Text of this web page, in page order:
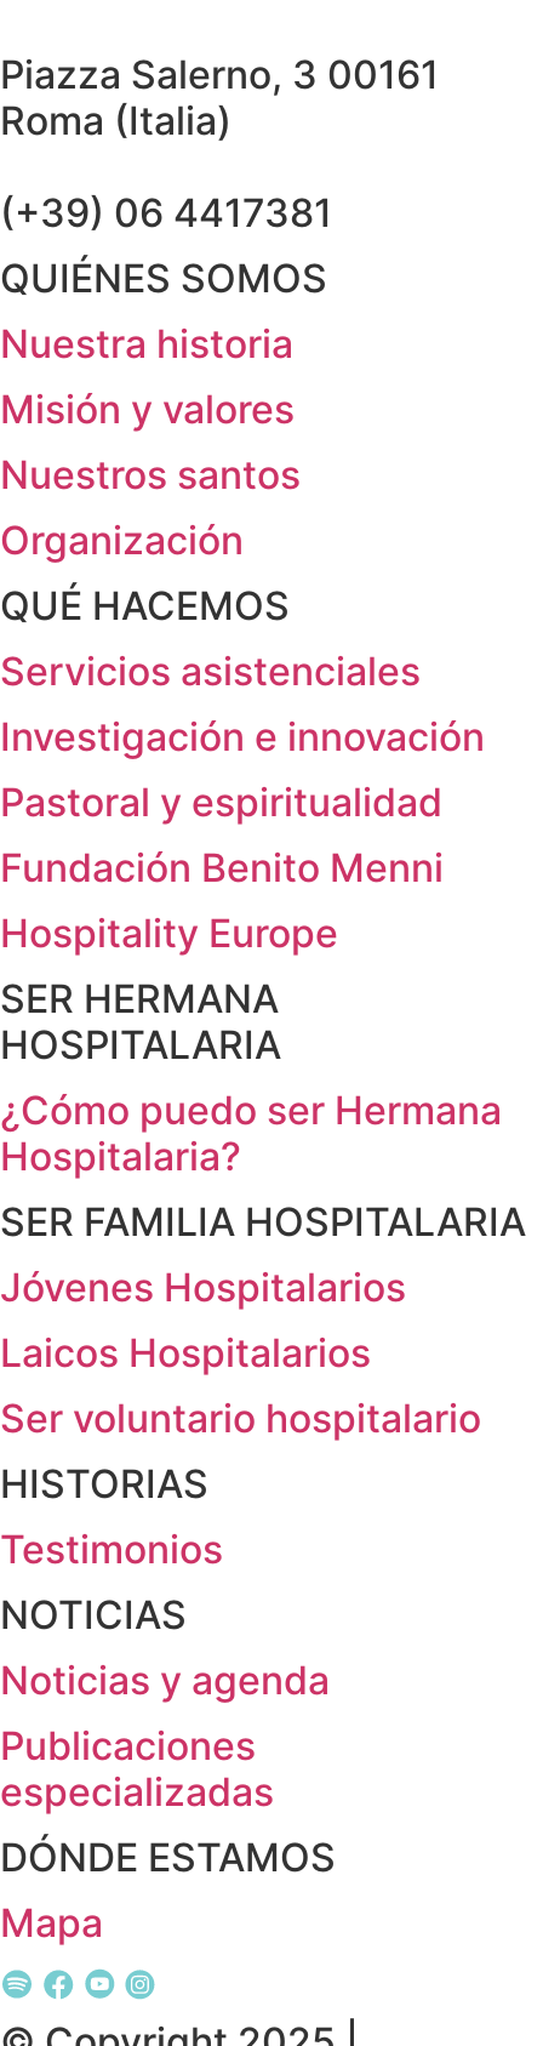
Piazza Salerno, 3 00161
Roma (Italia)
(+39) 06 4417381
QUIÉNES SOMOS
Nuestra historia
Misión y valores
Nuestros santos
Organización
QUÉ HACEMOS
Servicios asistenciales
Investigación e innovación
Pastoral y espiritualidad
Fundación Benito Menni
Hospitality Europe
SER HERMANA
HOSPITALARIA
¿Cómo puedo ser Hermana
Hospitalaria?
SER FAMILIA HOSPITALARIA
Jóvenes Hospitalarios
Laicos Hospitalarios
Ser voluntario hospitalario
HISTORIAS
Testimonios
NOTICIAS
Noticias y agenda
Publicaciones
especializadas
DÓNDE ESTAMOS
Mapa